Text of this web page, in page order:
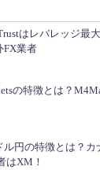
はレバレッジ最
FX業者
の特徴とは？
ル円の特徴とは？
はXM！